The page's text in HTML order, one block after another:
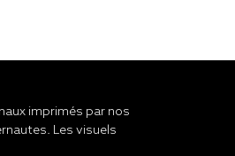
imprimés par nos
Les visuels